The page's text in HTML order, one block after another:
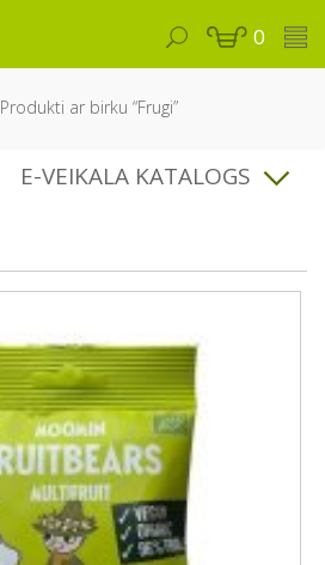
0
Produkti ar birku “Frugi”
E-VEIKALA KATALOGS